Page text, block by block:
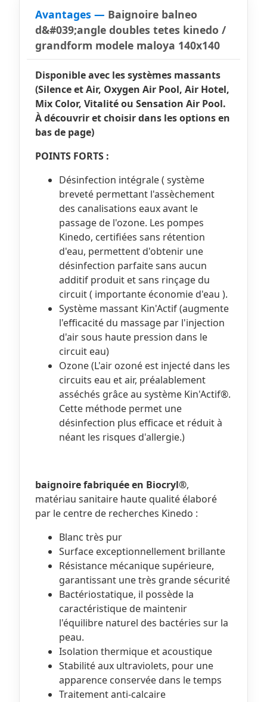
Avantages — Baignoire balneo
d&#039;angle doubles tetes kinedo /
grandform modele maloya 140x140
Disponible avec les systèmes massants
(Silence et Air, Oxygen Air Pool, Air Hotel,
Mix Color, Vitalité ou Sensation Air Pool.
À découvrir et choisir dans les options en
bas de page)
POINTS FORTS :
Désinfection intégrale ( système
breveté permettant l'assèchement
des canalisations eaux avant le
passage de l'ozone. Les pompes
Kinedo, certifiées sans rétention
d'eau, permettent d'obtenir une
désinfection parfaite sans aucun
additif produit et sans rinçage du
circuit ( importante économie d'eau ).
Système massant Kin'Actif (augmente
l'efficacité du massage par l'injection
d'air sous haute pression dans le
circuit eau)
Ozone (L'air ozoné est injecté dans les
circuits eau et air, préalablement
asséchés grâce au système Kin'Actif®.
Cette méthode permet une
désinfection plus efficace et réduit à
néant les risques d'allergie.)
baignoire fabriquée en Biocryl®,
matériau sanitaire haute qualité élaboré
par le centre de recherches Kinedo :
Blanc très pur
Surface exceptionnellement brillante
Résistance mécanique supérieure,
garantissant une très grande sécurité
Bactériostatique, il possède la
caractéristique de maintenir
l'équilibre naturel des bactéries sur la
peau.
Isolation thermique et acoustique
Stabilité aux ultraviolets, pour une
apparence conservée dans le temps
Traitement anti-calcaire